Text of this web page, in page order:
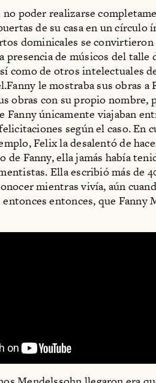
poder realizarse
de su casa en un círculo
dominicales se
presencia de músicos del talle
como de otros intelectuales
le mostraba sus obras a
obras con su propio nombre,
únicamente viajaban
según el caso. En
Felix la desalentó de
de Fanny, ella jamás había
Ella escribió más de
mientras vivía, aún
entonces, que Fanny